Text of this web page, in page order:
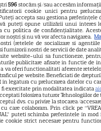
DISNEY PLUS
„Diavolul se îmbracă
Prada 2” s-a lansat
Meryl Streep și Anne
Hathaway revin la
Runway
VEDETE STRĂINE
596 stocăm și/sau accesăm
cookie unici pentru
accepta sau gestiona preferințele
puteți opune utilizării unui interes
cu politica de confidențialitate.
noștri și nu vă vor afecta navigarea.
(retelele de socializare si
furnizorii nostri de servicii de date
website-ului sa functioneze,
publicitare afisate in functie de
va oferi functionalitati aferente
pe website. Beneficiati de
in legatura cu prelucrarea datelor cu
fi exercitate prin modalitatea indicata
acceptati folosirea tuturor Tehnologiilor
dvs. cu privire la stocarea/
care colaboram. Prin click pe
puteti schimba preferintele in
cookie strict necesare pentru